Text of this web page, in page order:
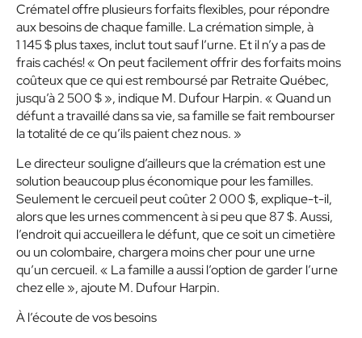
Crématel offre plusieurs forfaits flexibles, pour répondre
aux besoins de chaque famille. La crémation simple, à
1 145 $ plus taxes, inclut tout sauf l’urne. Et il n’y a pas de
frais cachés! « On peut facilement offrir des forfaits moins
coûteux que ce qui est remboursé par Retraite Québec,
jusqu’à 2 500 $ », indique M. Dufour Harpin. « Quand un
défunt a travaillé dans sa vie, sa famille se fait rembourser
la totalité de ce qu’ils paient chez nous. »
Le directeur souligne d’ailleurs que la crémation est une
solution beaucoup plus économique pour les familles.
Seulement le cercueil peut coûter 2 000 $, explique-t-il,
alors que les urnes commencent à si peu que 87 $. Aussi,
l’endroit qui accueillera le défunt, que ce soit un cimetière
ou un colombaire, chargera moins cher pour une urne
qu’un cercueil. « La famille a aussi l’option de garder l’urne
chez elle », ajoute M. Dufour Harpin.
À l’écoute de vos besoins